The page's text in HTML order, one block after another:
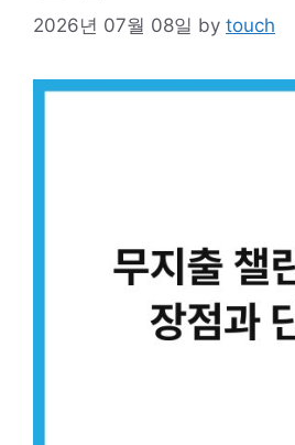
2026년 07월 08일 by touch